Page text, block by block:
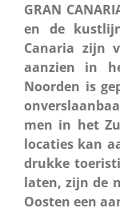
GRAN
en de
Canaria zijn
aanzien in
Noorden is
men in het
locaties kan
drukke
laten, zijn de
Oosten een